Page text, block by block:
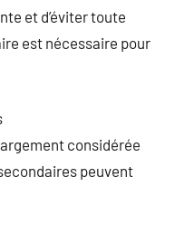
et d’éviter toute
est nécessaire pour
considérée
peuvent